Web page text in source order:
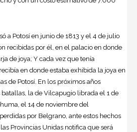
a Potosí en junio de 1813 y el 4 de julio
recibidas por él, en el palacio en donde
de joya; Y cada vez que tenía
en donde estaba exhibida la joya en
de Potosí. En los próximos años
la de Vilcapugio librada el 1 de
el 14 de noviembre del
por Belgrano, ante estos hechos
Provincias Unidas notifica que será